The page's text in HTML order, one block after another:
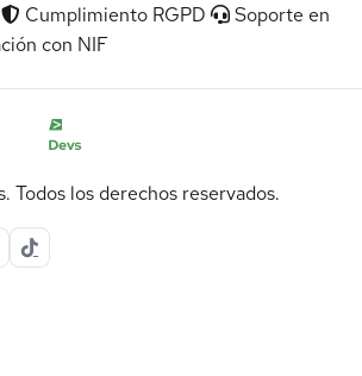
Cumplimiento RGPD
Soporte en
con NIF
los derechos reservados.